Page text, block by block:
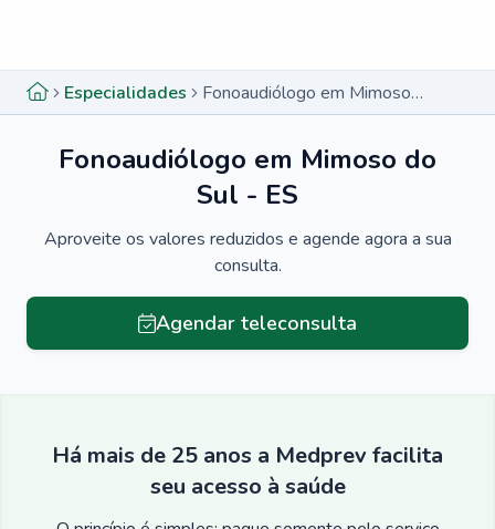
Especialidades Fonoaudiólogo em Mimoso do Sul - ES
Fonoaudiólogo em Mimoso do
Sul - ES
Aproveite os valores reduzidos e agende agora a sua
consulta.
Agendar teleconsulta
Há mais de 25 anos a Medprev facilita
seu acesso à saúde